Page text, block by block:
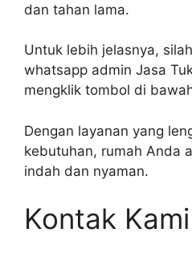
dan tahan lama.
Untuk lebih jelasnya,
whatsapp admin Jasa
mengklik tombol di
Dengan layanan yang
kebutuhan, rumah Anda
indah dan nyaman.
Kontak Kami